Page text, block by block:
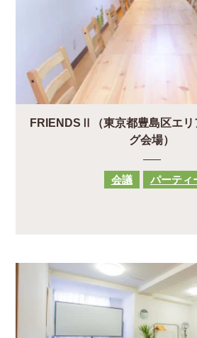
FRIENDSⅡ（東京都豊島区エリ
グ会場）
会議 パーティ